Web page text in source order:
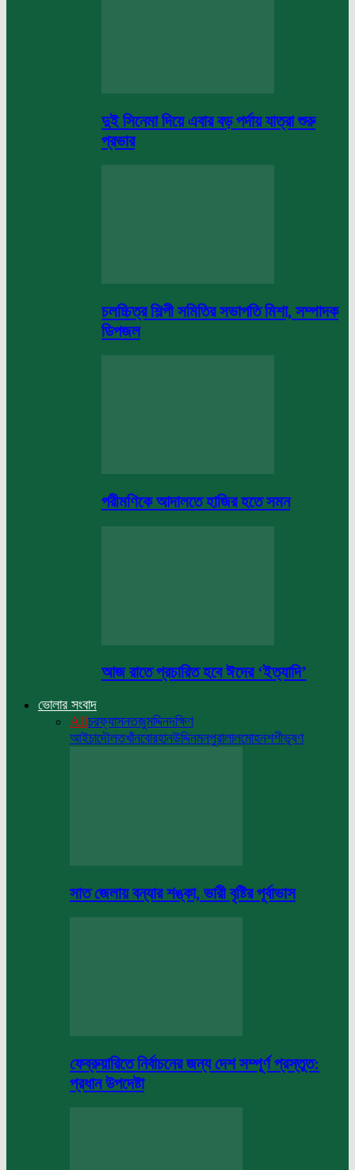
দুই সিনেমা দিয়ে এবার বড় পর্দায় যাত্রা শুরু
প্রভার
চলচ্চিত্র শিল্পী সমিতির সভাপতি মিশা, সম্পাদক
ডিপজল
পরীমণিকে আদালতে হাজির হতে সমন
আজ রাতে প্রচারিত হবে ঈদের ‘ইত্যাদি’
ভোলার সংবাদ
Allচরফ্যাসনতজুমদ্দিনদক্ষিণ
আইচাদৌলতখাঁনবোরহানউদ্দিনমনপুরালালমোহনশশীভূষণ
সাত জেলায় বন্যার শঙ্কা, ভারী বৃষ্টির পূর্বাভাস
ফেব্রুয়ারিতে নির্বাচনের জন্য দেশ সম্পূর্ণ প্রস্তুত:
প্রধান উপদেষ্টা